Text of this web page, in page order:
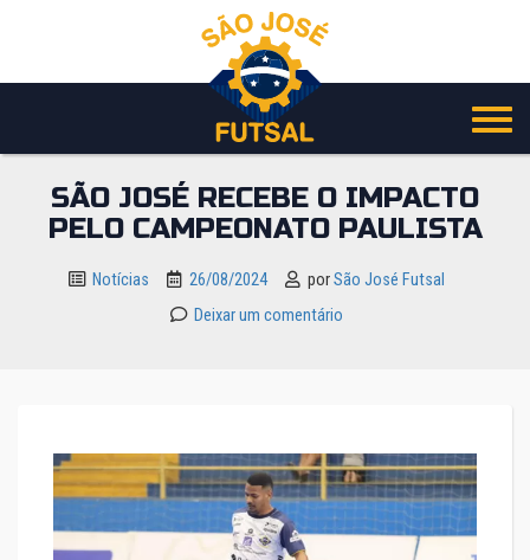
o
SÃO JOSÉ RECEBE O IMPACTO
PELO CAMPEONATO PAULISTA
Notícias 26/08/2024 porSão José Futsal
Deixar um comentário